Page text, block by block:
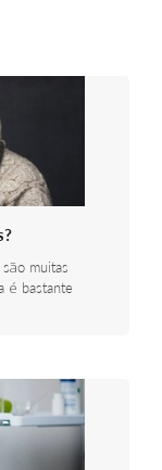
muitas
é bastante